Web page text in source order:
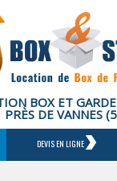
BOX ET
PRÈS DE VANNES
DEVIS EN LIGNE